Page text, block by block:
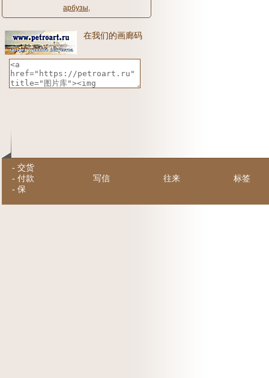
арбузы,
在我们的画廊码
- 交货
- 付款
- 保
写信 往来 标签